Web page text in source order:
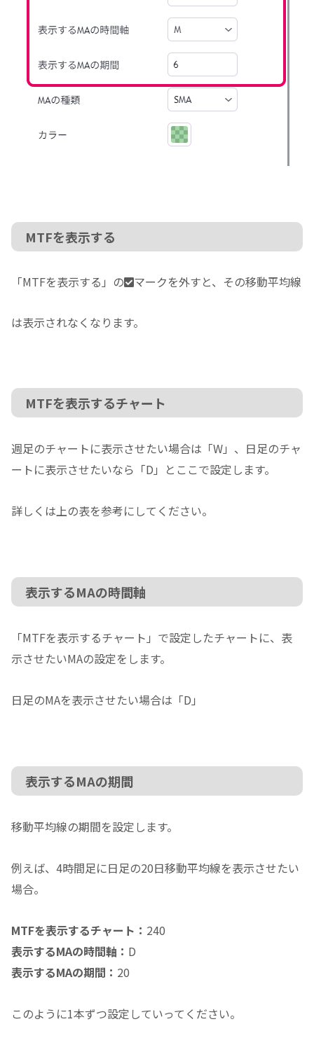
MTFを表示する
「MTFを表示する」の マークを外すと、その移動平均線
は表示されなくなります。
MTFを表示するチャート
週足のチャートに表示させたい場合は「W」、日足のチャ
ートに表示させたいなら「D」とここで設定します。
詳しくは上の表を参考にしてください。
表示するMAの時間軸
「MTFを表示するチャート」で設定したチャートに、表
示させたいMAの設定をします。
日足のMAを表示させたい場合は「D」
表示するMAの期間
移動平均線の期間を設定します。
例えば、4時間足に日足の20日移動平均線を表示させたい
場合。
MTFを表示するチャート： 240
表示するMAの時間軸： D
表示するMAの期間： 20
このように1本ずつ設定していってください。